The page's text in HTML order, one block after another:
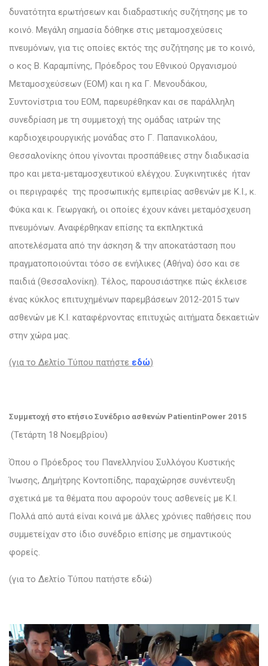
δυνατότητα ερωτήσεων και διαδραστικής συζήτησης με το
κοινό. Μεγάλη σημασία δόθηκε στις μεταμοσχεύσεις
πνευμόνων, για τις οποίες εκτός της συζήτησης με το κοινό,
ο κος Β. Καραμπίνης, Πρόεδρος του Εθνικού Οργανισμού
Μεταμοσχεύσεων (ΕΟΜ) και η κα Γ. Μενουδάκου,
Συντονίστρια του ΕΟΜ, παρευρέθηκαν και σε παράλληλη
συνεδρίαση με τη συμμετοχή της ομάδας ιατρών της
καρδιοχειρουργικής μονάδας στο Γ. Παπανικολάου,
Θεσσαλονίκης όπου γίνονται προσπάθειες στην διαδικασία
προ και μετα-μεταμοσχευτικού ελέγχου. Συγκινητικές ήταν
οι περιγραφές της προσωπικής εμπειρίας ασθενών με Κ.Ι., κ.
Φύκα και κ. Γεωργακή, οι οποίες έχουν κάνει μεταμόσχευση
πνευμόνων. Αναφέρθηκαν επίσης τα εκπληκτικά
αποτελέσματα από την άσκηση & την αποκατάσταση που
πραγματοποιούνται τόσο σε ενήλικες (Αθήνα) όσο και σε
παιδιά (Θεσσαλονίκη). Τέλος, παρουσιάστηκε πώς έκλεισε
ένας κύκλος επιτυχημένων παρεμβάσεων 2012-2015 των
ασθενών με Κ.Ι. καταφέρνοντας επιτυχώς αιτήματα δεκαετιών
στην χώρα μας.
(για το Δελτίο Τύπου πατήστε εδώ)
Συμμετοχή στο ετήσιο Συνέδριο ασθενών PatientinPower 2015
(Τετάρτη 18 Νοεμβρίου)
Όπου ο Πρόεδρος του Πανελληνίου Συλλόγου Κυστικής
Ίνωσης, Δημήτρης Κοντοπίδης, παραχώρησε συνέντευξη
σχετικά με τα θέματα που αφορούν τους ασθενείς με Κ.Ι.
Πολλά από αυτά είναι κοινά με άλλες χρόνιες παθήσεις που
συμμετείχαν στο ίδιο συνέδριο επίσης με σημαντικούς
φορείς.
(για το Δελτίο Τύπου πατήστε εδώ)